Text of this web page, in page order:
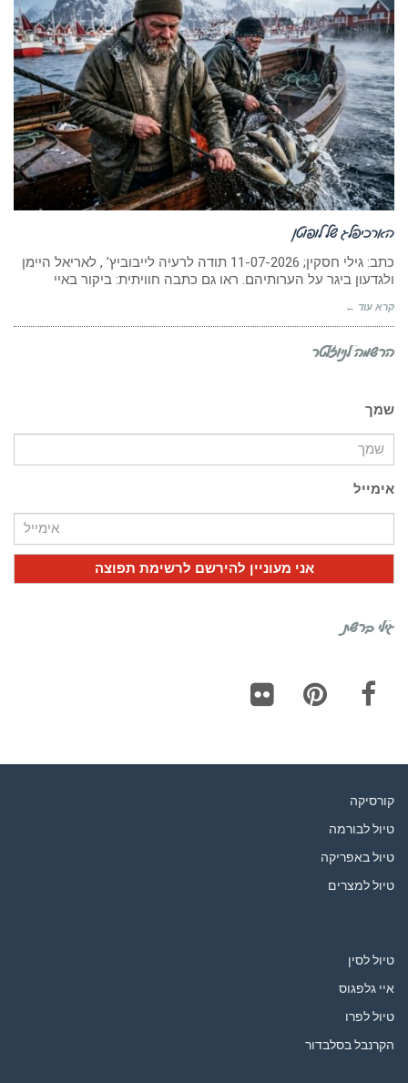
הארכיפלג של לופוטן
כתב: גילי חסקין; 11-07-2026 תודה לרעיה לייבוביץ’ , לאריאל היימן
ולגדעון ביגר על הערותיהם. ראו גם כתבה חוויתית: ביקור באיי
קרא עוד ←
הרשמה לניוזלטר
שמך
אימייל
גילי ברשת
קורסיקה
טיול לבורמה
טיול באפריקה
טיול למצרים
טיול לסין
איי גלפגוס
טיול לפרו
הקרנבל בסלבדור